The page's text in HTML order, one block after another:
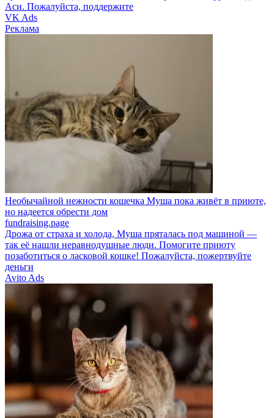
Аси. Пожалуйста, поддержите
VK Ads
Реклама
Необычайной нежности кошечка Муша пока живёт в приюте,
но надеется обрести дом
fundraising.page
Дрожа от страха и холода, Муша пряталась под машиной —
так её нашли неравнодушные люди. Помогите приюту
позаботиться о ласковой кошке! Пожалуйста, пожертвуйте
деньги
Avito Ads